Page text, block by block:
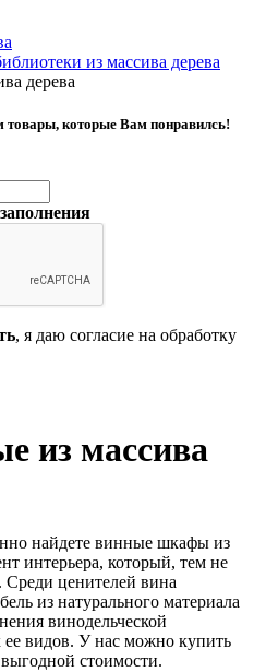
из массива дерева
дерева
товары, которые Вам понравилсь!
, я даю согласие на обработку
из массива
найдете винные шкафы из
интерьера, который, тем не
ценителей вина
из натурального материала
винодельческой
видов. У нас можно купить
стоимости.